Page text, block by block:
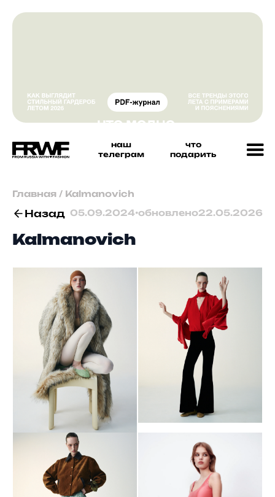
наш
телеграм
что
подарить
Главная / Kalmanovich
Назад 05.09.2024•обновлено22.05.2026
Kalmanovich